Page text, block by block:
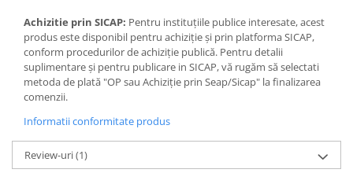
Carti pentru copii 3 ani
Carti pentru copii 4 ani
Carti pentru copii 5 ani
Carti de colorat
Achizitie prin SICAP: Pentru instituțiile publice interesate, acest
produs este disponibil pentru achiziție și prin platforma SICAP,
conform procedurilor de achiziție publică. Pentru detalii
suplimentare și pentru publicare in SICAP, vă rugăm să selectati
metoda de plată "OP sau Achiziție prin Seap/Sicap" la finalizarea
comenzii.
Informatii conformitate produs
Review-uri(1)